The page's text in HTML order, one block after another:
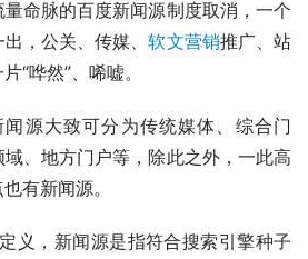
命脉的百度新闻源制度取消，一个
，公关、传媒、软文营销推广、站
“哗然”、唏嘘。
、地方门户等，除此之外，一此高
有新闻源。